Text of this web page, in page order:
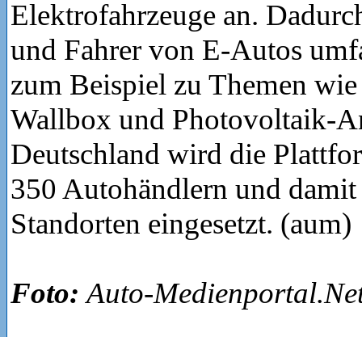
Elektrofahrzeuge an.
und Fahrer von E-Autos
zum Beispiel zu Themen
Wallbox und Photovoltaik-
Deutschland wird die
350 Autohändlern und
Standorten eingesetzt. (aum)
Foto:Auto-